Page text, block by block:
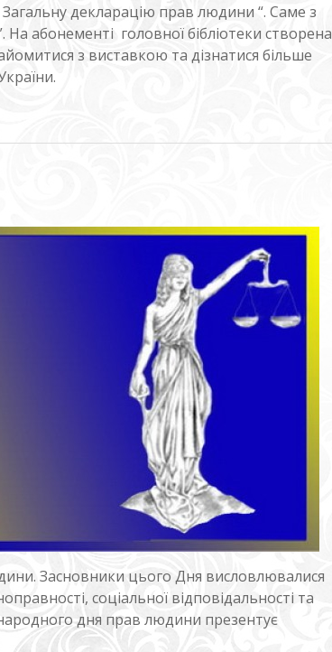
декларацію прав людини “. Саме з
абонементі головної бібліотеки створена
з виставкою та дізнатися більше
Засновники цього Дня висловлювалися
соціальної відповідальності та
дня прав людини презентує